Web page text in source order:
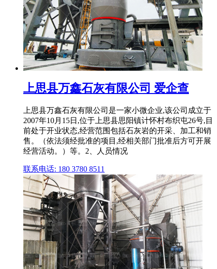
上思县万鑫石灰有限公司 爱企查
上思县万鑫石灰有限公司是一家小微企业,该公司成立于
2007年10月15日,位于上思县思阳镇计怀村布织屯26号,目
前处于开业状态,经营范围包括石灰岩的开采、加工和销
售。（依法须经批准的项目,经相关部门批准后方可开展
经营活动。）等。2、人员情况
联系电话: 180 3780 8511